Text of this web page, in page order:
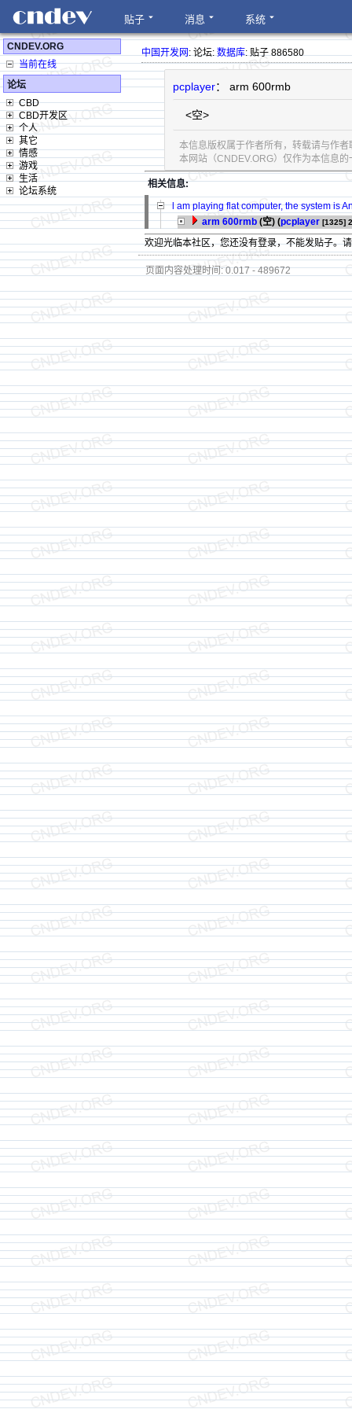
贴子 消息 系统
CNDEV.ORG
当前在线
论坛
CBD
CBD开发区
个人
其它
情感
游戏
生活
论坛系统
中国开发网: 论坛:数据库: 贴子 886580
pcplayer： arm 600rmb
<空>
本信息版权属于作者所有，转载请与作
本网站（CNDEV.ORG）仅作为本信息
相关信息:
l am playing flat computer, the system is
arm 600rmb (空) (pcplayer [1325]
欢迎光临本社区，您还没有登录，不能发贴子。
页面内容处理时间: 0.017 - 489672